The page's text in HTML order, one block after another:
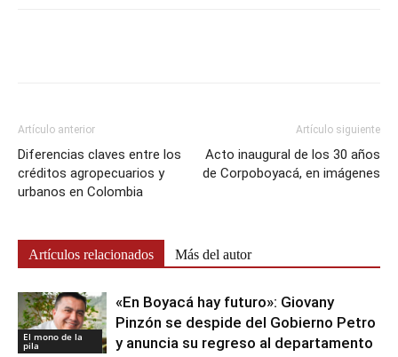
Artículo anterior
Diferencias claves entre los
créditos agropecuarios y
urbanos en Colombia
Artículo siguiente
Acto inaugural de los 30 años
de Corpoboyacá, en imágenes
Artículos relacionados Más del autor
El mono de la
pila
«En Boyacá hay futuro»: Giovany
Pinzón se despide del Gobierno Petro
y anuncia su regreso al departamento